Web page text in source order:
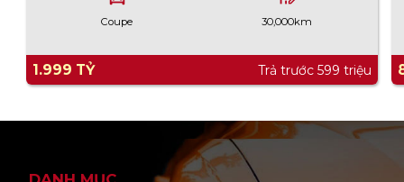
Coupe 30,000km
1.999 TỶ Trả trước 599 triệu